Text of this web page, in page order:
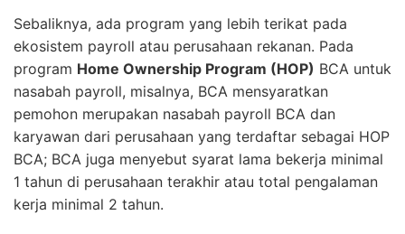
Sebaliknya, ada program yang lebih terikat pada
ekosistem payroll atau perusahaan rekanan. Pada
program Home Ownership Program (HOP) BCA untuk
nasabah payroll, misalnya, BCA mensyaratkan
pemohon merupakan nasabah payroll BCA dan
karyawan dari perusahaan yang terdaftar sebagai HOP
BCA; BCA juga menyebut syarat lama bekerja minimal
1 tahun di perusahaan terakhir atau total pengalaman
kerja minimal 2 tahun.